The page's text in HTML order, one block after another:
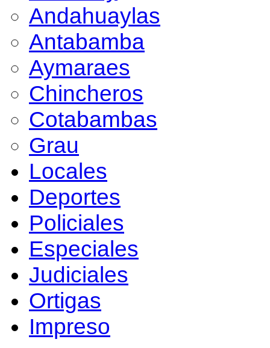
Andahuaylas
Antabamba
Aymaraes
Chincheros
Cotabambas
Grau
Locales
Deportes
Policiales
Especiales
Judiciales
Ortigas
Impreso